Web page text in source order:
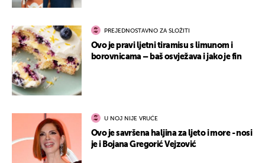
PREJEDNOSTAVNO ZA SLOŽITI
Ovo je pravi ljetni tiramisu s limunom i
borovnicama – baš osvježava i jako je fin
U NOJ NIJE VRUĆE
Ovo je savršena haljina za ljeto i more - nosi
je i Bojana Gregorić Vejzović